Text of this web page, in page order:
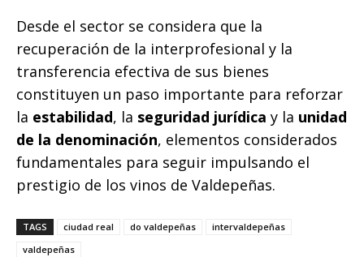
Desde el sector se considera que la
recuperación de la interprofesional y la
transferencia efectiva de sus bienes
constituyen un paso importante para reforzar
la estabilidad, la seguridad jurídica y la unidad
de la denominación, elementos considerados
fundamentales para seguir impulsando el
prestigio de los vinos de Valdepeñas.
TAGS ciudad real do valdepeñas
intervaldepeñas
valdepeñas